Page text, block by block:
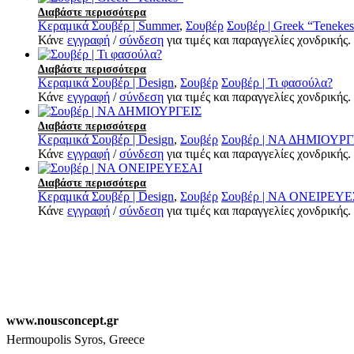
Διαβάστε περισσότερα
Κεραμικά Σουβέρ | Summer, Σουβέρ Σουβέρ | Greek
Κάνε εγγραφή /σύνδεση για τιμές και παραγγελίες χονδρικής.
Διαβάστε περισσότερα
Κεραμικά Σουβέρ | Design, Σουβέρ Σουβέρ | Τι φασούλα?
Κάνε εγγραφή /σύνδεση για τιμές και παραγγελίες χονδρικής.
Διαβάστε περισσότερα
Κεραμικά Σουβέρ | Design, Σουβέρ Σουβέρ | ΝΑ
Κάνε εγγραφή /σύνδεση για τιμές και παραγγελίες χονδρικής.
Διαβάστε περισσότερα
Κεραμικά Σουβέρ | Design, Σουβέρ Σουβέρ | ΝΑ
Κάνε εγγραφή /σύνδεση για τιμές και παραγγελίες χονδρικής.
www.nousconcept.gr
Hermoupolis Syros, Greece